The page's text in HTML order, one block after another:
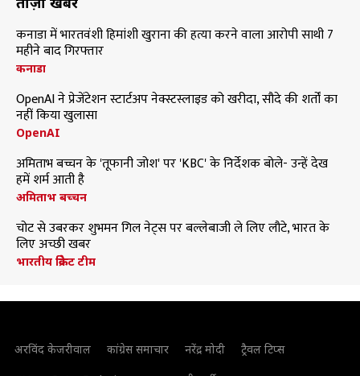
कनाडा में भारतवंशी हिमांशी खुराना की हत्या करने वाला आरोपी साथी 7
महीने बाद गिरफ्तार
कनाडा
OpenAI ने प्रेजेंटेशन स्टार्टअप नेक्स्टस्लाइड को खरीदा, सौदे की शर्तों का
नहीं किया खुलासा
OpenAI
अमिताभ बच्चन के 'तूफानी जोश' पर 'KBC' के निर्देशक बोले- उन्हें देख
हमें शर्म आती है
अमिताभ बच्चन
चोट से उबरकर शुभमन गिल नेट्स पर बल्लेबाजी ले लिए लौटे, भारत के
लिए अच्छी खबर
भारतीय क्रिकेट टीम
अरविंद केजरीवाल कांग्रेस समाचार नरेंद्र मोदी
ट्रैवल टिप्स